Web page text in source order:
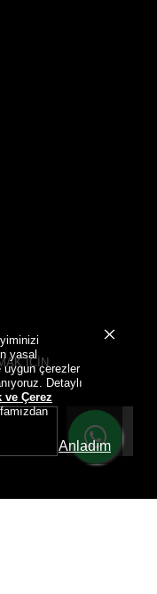
yasal
uygun çerezler
Detaylı
Çerez
Anladım
İÇİN
Üye Ol